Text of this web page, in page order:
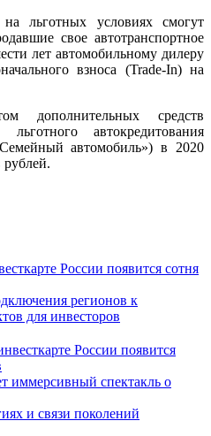
льготных условиях смогут
свое автотранспортное
лет автомобильному дилеру
взноса (Trade-In) на
дополнительных средств
автокредитования
автомобиль») в 2020
рублей.
России появится сотня
регионов к
для инвесторов
иммерсивный спектакль о
и связи поколений